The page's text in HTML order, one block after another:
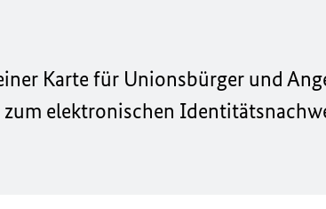
Karte für Unionsbürger und
elektronischen